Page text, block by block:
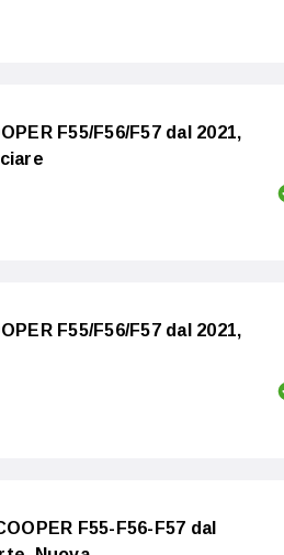
F55/F56/F57 dal 2021,
F55/F56/F57 dal 2021,
F55-F56-F57 dal